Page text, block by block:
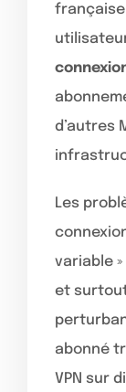
française
d’autres
Les
variable
et
abonné
VPN sur